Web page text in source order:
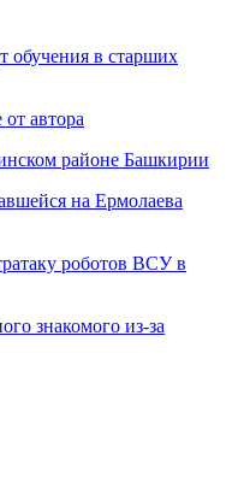
обучения в старших
автора
районе Башкирии
на Ермолаева
роботов ВСУ в
знакомого из-за